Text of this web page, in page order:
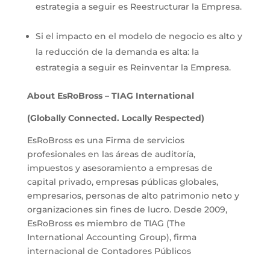
estrategia a seguir es Reestructurar la Empresa.
Si el impacto en el modelo de negocio es alto y
la reducción de la demanda es alta: la
estrategia a seguir es Reinventar la Empresa.
About EsRoBross – TIAG International
(Globally Connected. Locally Respected)
EsRoBross es una Firma de servicios
profesionales en las áreas de auditoría,
impuestos y asesoramiento a empresas de
capital privado, empresas públicas globales,
empresarios, personas de alto patrimonio neto y
organizaciones sin fines de lucro. Desde 2009,
EsRoBross es miembro de TIAG (The
International Accounting Group), firma
internacional de Contadores Públicos